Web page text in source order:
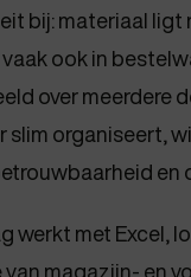
bij: materiaal ligt
ook in
over meerdere
slim organiseert,
en
werkt met Excel,